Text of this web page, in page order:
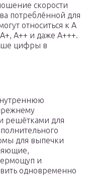
скорости
потреблённой для
относиться к А
А++ и даже А+++.
цифры в
решётками для
для выпечки
и
одновременно